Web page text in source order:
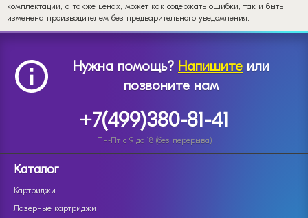
комплектации, а также ценах, может как содержать ошибки, так и быть
изменена производителем без предварительного уведомления.
Нужна помощь? Напишите или
позвоните нам
+7(499)380-81-41
Пн-Пт с 9 до 18 (без перерыва)
Каталог
Картриджи
Лазерные картриджи